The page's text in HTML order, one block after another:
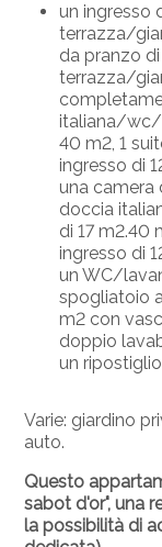
un ingresso
terrazza/
da pranzo
terrazza/
italiana/wc/
40 m2, 1
ingresso di
una camera
doccia
di 17 m2.40
ingresso di
un WC/
spogliatoio
m2 con
doppio
un
Varie: giardino
auto.
Questo
sabot d'or", una
la possibilità di